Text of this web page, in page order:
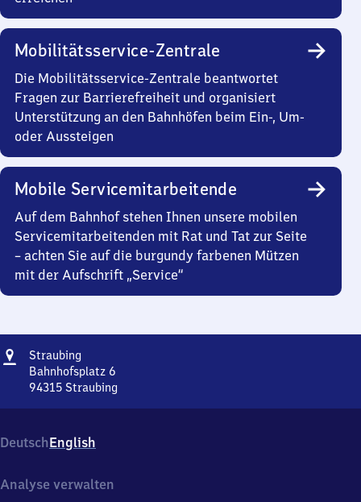
Mobilitätsservice-Zentrale
Die Mobilitätsservice-Zentrale beantwortet
Fragen zur Barrierefreiheit und organisiert
Unterstützung an den Bahnhöfen beim Ein-, Um-
oder Aussteigen
Mobile Servicemitarbeitende
Auf dem Bahnhof stehen Ihnen unsere mobilen
Servicemitarbeitenden mit Rat und Tat zur Seite
– achten Sie auf die burgundy farbenen Mützen
mit der Aufschrift „Service“
Adresse
Straubing
Bahnhofsplatz 6
94315 Straubing
6,
9
3
DeutschEnglish
Analyse verwalten